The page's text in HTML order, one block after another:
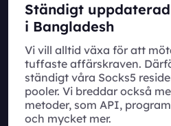
Ständigt
i Bangladesh
Vi vill alltid växa för att
tuffaste affärskraven.
ständigt våra Socks5
pooler. Vi breddar också
metoder, som API,
och mycket mer.